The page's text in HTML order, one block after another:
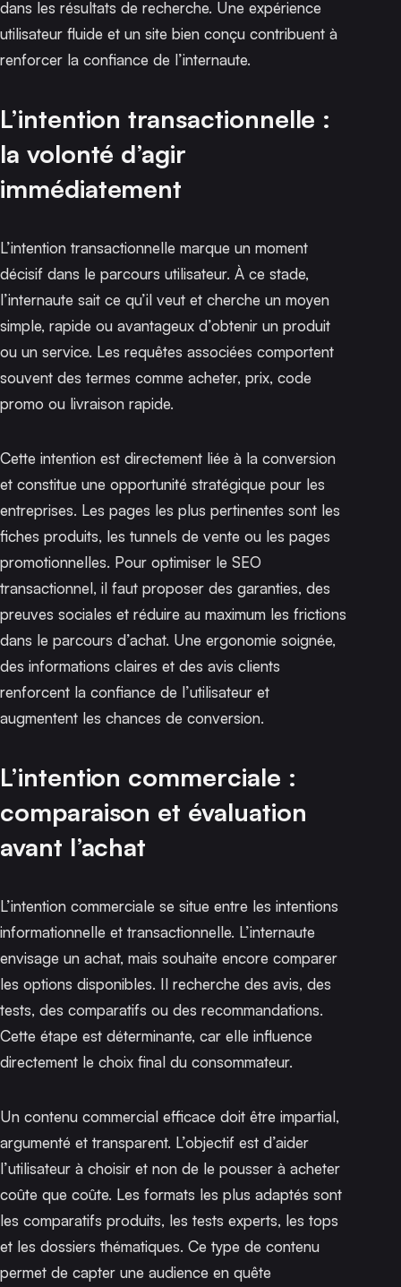
dans les résultats de recherche. Une expérience
utilisateur fluide et un site bien conçu contribuent à
renforcer la confiance de l’internaute.
L’intention transactionnelle :
la volonté d’agir
immédiatement
L’intention transactionnelle marque un moment
décisif dans le parcours utilisateur. À ce stade,
l’internaute sait ce qu’il veut et cherche un moyen
simple, rapide ou avantageux d’obtenir un produit
ou un service. Les requêtes associées comportent
souvent des termes comme acheter, prix, code
promo ou livraison rapide.
Cette intention est directement liée à la conversion
et constitue une opportunité stratégique pour les
entreprises. Les pages les plus pertinentes sont les
fiches produits, les tunnels de vente ou les pages
promotionnelles. Pour optimiser le SEO
transactionnel, il faut proposer des garanties, des
preuves sociales et réduire au maximum les frictions
dans le parcours d’achat. Une ergonomie soignée,
des informations claires et des avis clients
renforcent la confiance de l’utilisateur et
augmentent les chances de conversion.
L’intention commerciale :
comparaison et évaluation
avant l’achat
L’intention commerciale se situe entre les intentions
informationnelle et transactionnelle. L’internaute
envisage un achat, mais souhaite encore comparer
les options disponibles. Il recherche des avis, des
tests, des comparatifs ou des recommandations.
Cette étape est déterminante, car elle influence
directement le choix final du consommateur.
Un contenu commercial efficace doit être impartial,
argumenté et transparent. L’objectif est d’aider
l’utilisateur à choisir et non de le pousser à acheter
coûte que coûte. Les formats les plus adaptés sont
les comparatifs produits, les tests experts, les tops
et les dossiers thématiques. Ce type de contenu
permet de capter une audience en quête